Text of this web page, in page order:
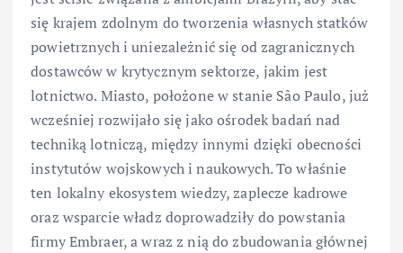
się krajem zdolnym do tworzenia własnych statków
powietrznych i uniezależnić się od zagranicznych
dostawców w krytycznym sektorze, jakim jest
lotnictwo. Miasto, położone w stanie São Paulo, już
wcześniej rozwijało się jako ośrodek badań nad
techniką lotniczą, między innymi dzięki obecności
instytutów wojskowych i naukowych. To właśnie
ten lokalny ekosystem wiedzy, zaplecze kadrowe
oraz wsparcie władz doprowadziły do powstania
firmy Embraer, a wraz z nią do zbudowania głównej